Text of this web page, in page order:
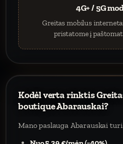
4G+ / 5G
Greitas mobilus
pristatome į
Kodėl verta rinktis
boutique Abarauskai?
Mano paslauga Abarauskai